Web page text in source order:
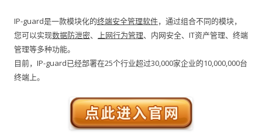
IP-guard是一款模块化的终端安全管理软件，通过组合不同的模块，
您可以实现数据防泄密、 上网行为管理、内网安全、IT资产管理、终端
管理等多种功能。
目前，IP-guard已经部署在25个行业超过30,000家企业的10,000,000台
终端上。